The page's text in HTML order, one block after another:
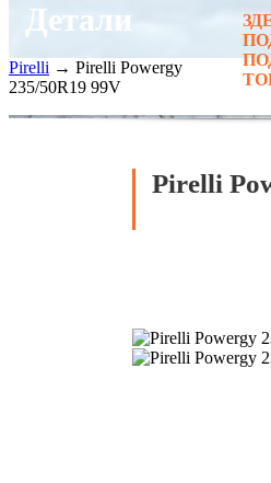
Детали
Pirelli → Pirelli Powergy
235/50R19 99V
Pirelli